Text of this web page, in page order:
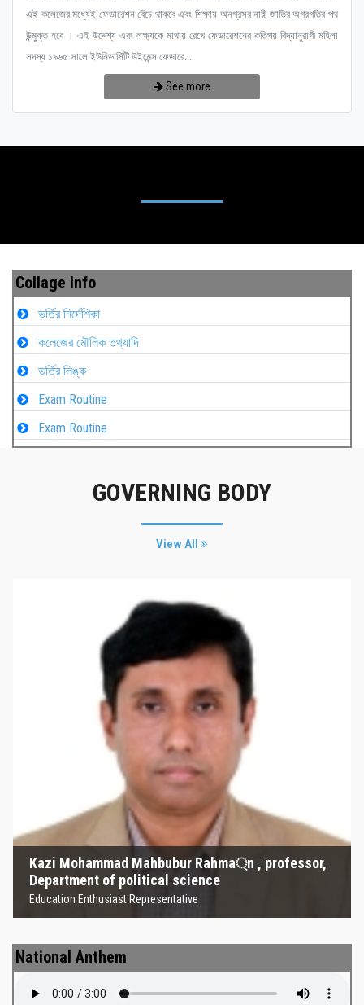
এই কলেজের মধ্যেই ফেডারেশন বেঁচে থাকবে এবং শিক্ষায় অনগ্রসর নারী জাতির অগ্রগতির পথ
উন্মুক্ত হবে । এই উদ্দেশ্য এবং লক্ষ্যকে মাথায় রেখে ফেডারেশনের কতিপয় বিদ্যানুরাগী মহিলা
সদস্য ১৯৬৫ সালে ইউনিভার্সিটি উইমেন্স ফেডারে...
See more
Collage Info
ভর্তির নির্দেশিকা
কলেজের মৌলিক তথ্যাদি
ভর্তির লিঙ্ক
Exam Routine
Exam Routine
GOVERNING BODY
View All
Kazi Mohammad Mahbubur Rahma্‌n , professor,
Department of political science
Education Enthusiast Representative
Kazi Mohammad Mahbubur
Rahma্‌n , professor, Department
of political science
Education Enthusiast Representative
National Anthem